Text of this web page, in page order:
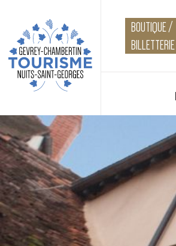
BOUTIQUE /
BILLETTERIE